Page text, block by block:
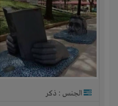
الجنس : ذكر